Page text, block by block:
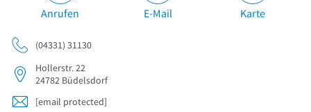
Anrufen E-Mail Karte
(04331) 31130
Hollerstr. 22
24782 Büdelsdorf
[email protected]